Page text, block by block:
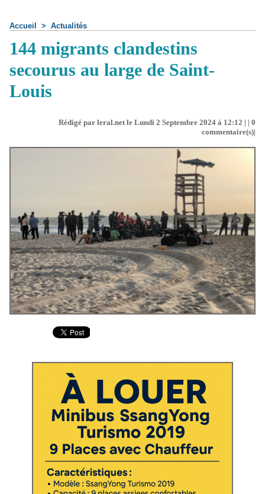
Accueil > Actualités
144 migrants clandestins
secourus au large de Saint-
Louis
Rédigé par leral.net le Lundi 2 Septembre 2024 à 12:12 | | 0
commentaire(s)|